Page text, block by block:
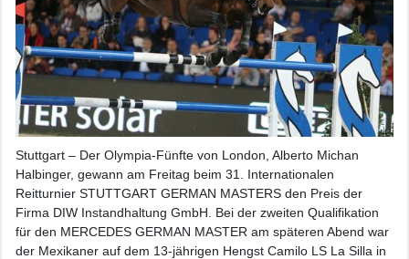
Stuttgart – Der Olympia-Fünfte von London, Alberto Michan
Halbinger, gewann am Freitag beim 31. Internationalen
Reitturnier STUTTGART GERMAN MASTERS den Preis der
Firma DIW Instandhaltung GmbH. Bei der zweiten Qualifikation
für den MERCEDES GERMAN MASTER am späteren Abend war
der Mexikaner auf dem 13-jährigen Hengst Camilo LS La Silla in